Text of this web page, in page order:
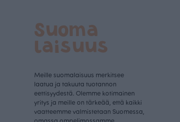
Suoma
laisuus
Meille suomalaisuus merkitsee
laatua ja takuuta tuotannon
eettisyydestä. Olemme kotimainen
yritys ja meille on tärkeää, että kaikki
vaatteemme valmistetaan Suomessa,